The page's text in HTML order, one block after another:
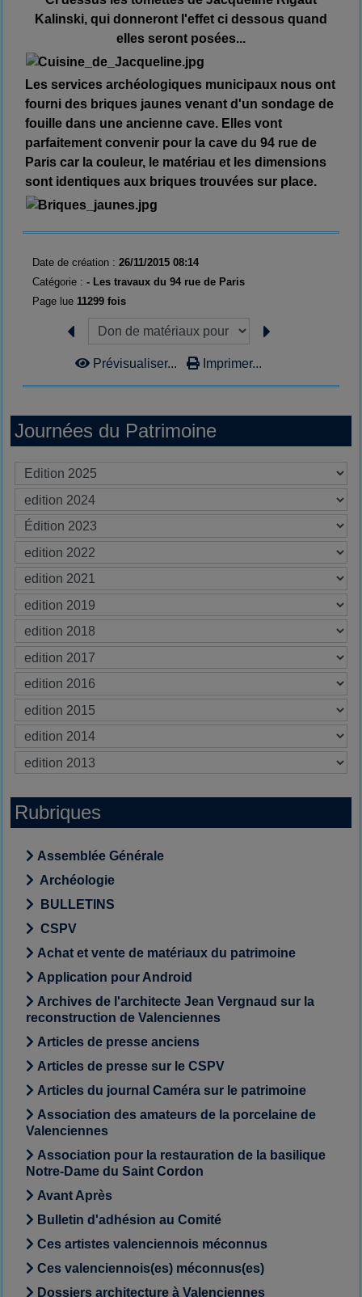
Journées du Patrimoine
Rubriques
Assemblée Générale
Archéologie
BULLETINS
CSPV
Achat et vente de matériaux du patrimoine
Application pour Android
Archives de l'architecte Jean Vergnaud sur la
reconstruction de Valenciennes
Articles de presse anciens
Articles de presse sur le CSPV
Articles du journal Caméra sur le patrimoine
Association des amateurs de la porcelaine de
Valenciennes
Association pour la restauration de la basilique
Notre-Dame du Saint Cordon
Avant Après
Bulletin d'adhésion au Comité
Ces artistes valenciennois méconnus
Ces valenciennois(es) méconnus(es)
Dossiers architecture à Valenciennes
Kalinski, qui donneront l'effet ci dessous quand
elles seront posées...
Les services archéologiques municipaux nous ont
fourni des briques jaunes venant d'un sondage de
fouille dans une ancienne cave. Elles vont
parfaitement convenir pour la cave du 94 rue de
Paris car la couleur, le matériau et les dimensions
sont identiques aux briques trouvées sur place.
Date de création :26/11/2015 08:14
Catégorie :- Les travaux du 94 rue de Paris
Page lue 11299 fois
Prévisualiser... Imprimer...